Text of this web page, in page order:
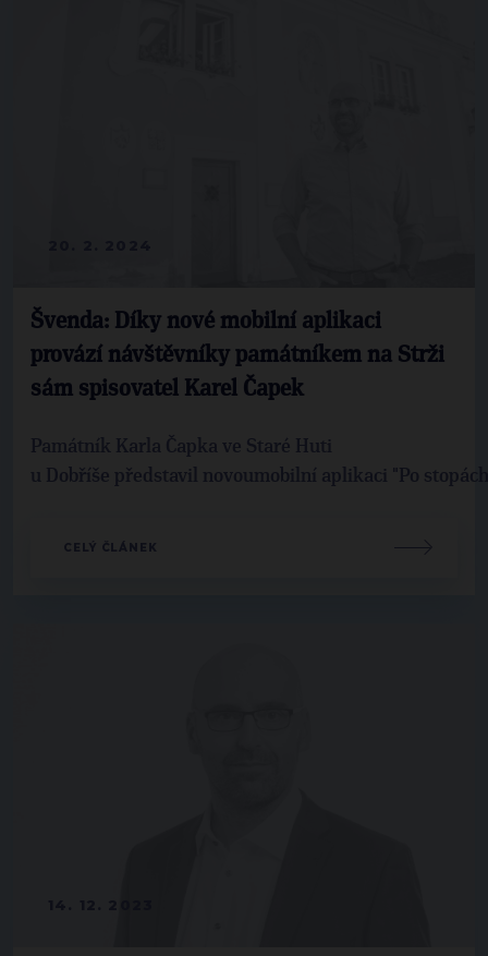
Švenda: Díky nové mobilní aplikaci
provází návštěvníky památníkem na Strži
sám spisovatel Karel Čapek
Památník Karla Čapka ve Staré Huti
u Dobříše představil novoumobilní aplikaci "Po
CELÝ ČLÁNEK